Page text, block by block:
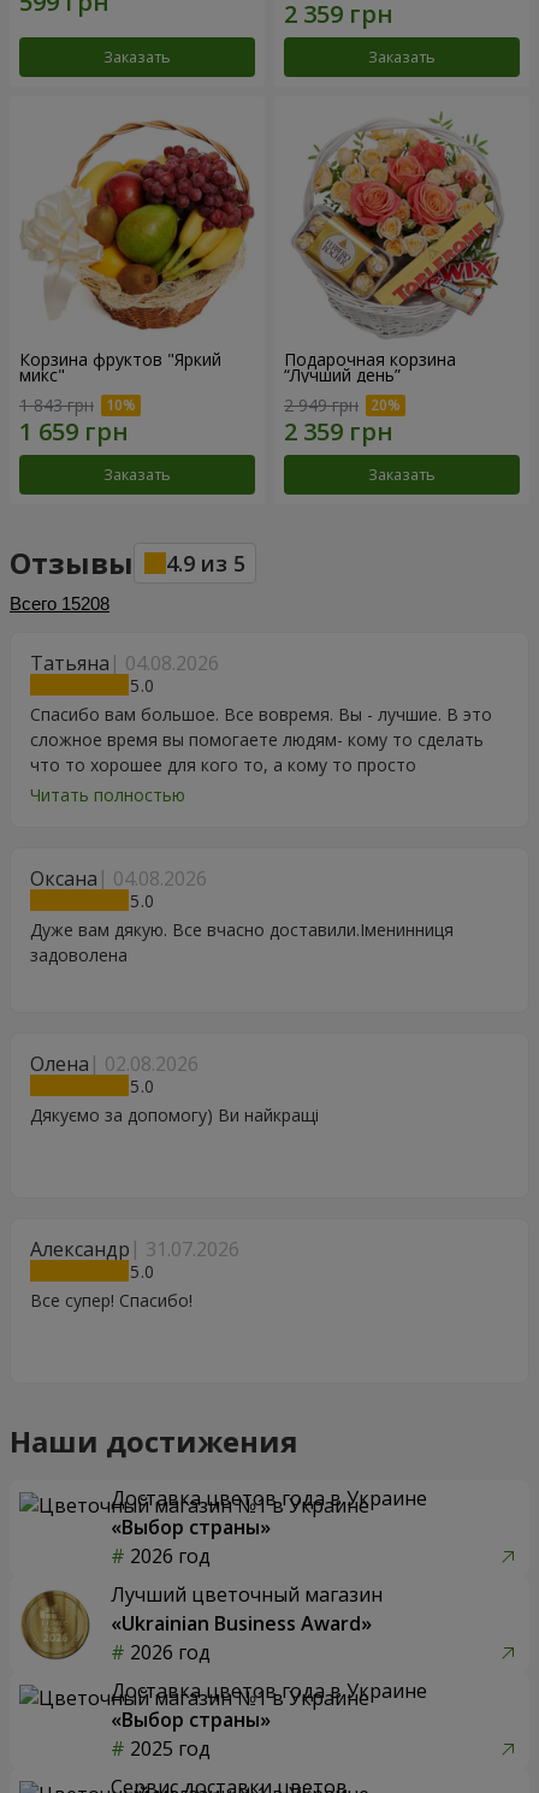
Заказать Заказать
Корзина фруктов "Яркий
микс"
1 843 грн
Заказать
Подарочная корзина
“Лучший день”
2 949 грн
Заказать
Отзывы 4.9 из 5
Всего 15208
Татьяна 04.08.2026
5
Спасибо вам большое. Все вовремя. Вы - лучшие. В это
сложное время вы помогаете людям- кому то сделать
что то хорошее для кого то, а кому то просто
порадоваться цветам, подарку, тортику, поздравлению.
Читать полностью
Оксана 04.08.2026
5
Дуже вам дякую. Все вчасно доставили.Іменинниця
задоволена
Олена 02.08.2026
5
Дякуємо за допомогу) Ви найкращі
Александр 31.07.2026
5
Все супер! Спасибо!
Наши достижения
Доставка цветов года в Украине
«Выбор страны»
2026 год
Лучший цветочный магазин
«Ukrainian Business Award»
2026 год
Доставка цветов года в Украине
«Выбор страны»
2025 год
Сервис доставки цветов